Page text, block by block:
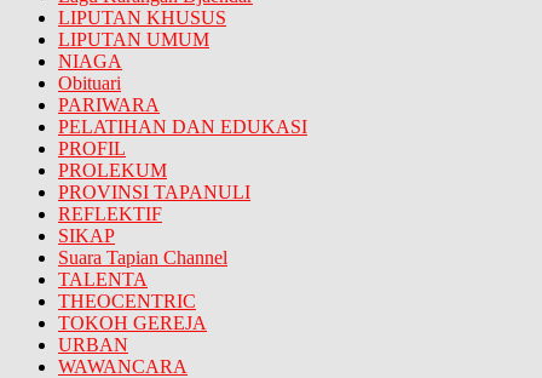
LIPUTAN KHUSUS
LIPUTAN UMUM
NIAGA
Obituari
PARIWARA
PELATIHAN DAN EDUKASI
PROFIL
PROLEKUM
PROVINSI TAPANULI
REFLEKTIF
SIKAP
Suara Tapian Channel
TALENTA
THEOCENTRIC
TOKOH GEREJA
URBAN
WAWANCARA